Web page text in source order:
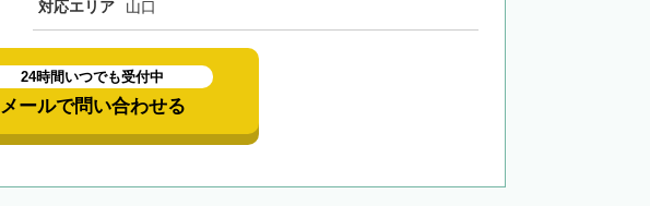
対応エリア 山口
24時間いつでも受付中
メールで問い合わせる